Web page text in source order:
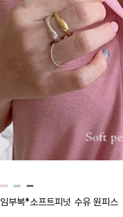
임부복*소프트피넛 수유 원피스